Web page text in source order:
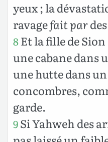
yeux ; la
ravagefait par
8Et la fille de
une cabane dans
une hutte dans
concombres,
garde.
9Si Yahweh des